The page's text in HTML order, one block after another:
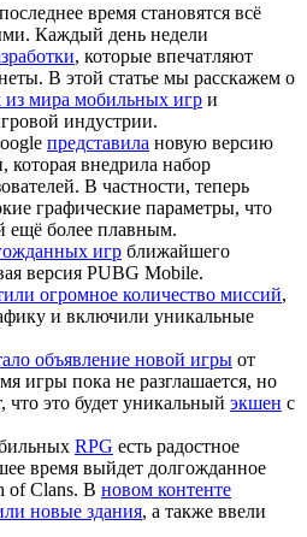
время становятся всё
Каждый день недели
, которые впечатляют
В этой статье мы расскажем о
из мира мобильных игр и
индустрии.
представила новую версию
внедрила набор
В частности, теперь
графические параметры, что
ещё более плавным.
игр ближайшего
версия PUBG Mobile.
огромное количество миссий,
и включили уникальные
объявление новой игры от
игры пока не разглашается, но
это будет уникальный экшен с
RPG есть радостное
время выйдет долгожданное
of Clans. В новом контенте
новые здания, а также ввели